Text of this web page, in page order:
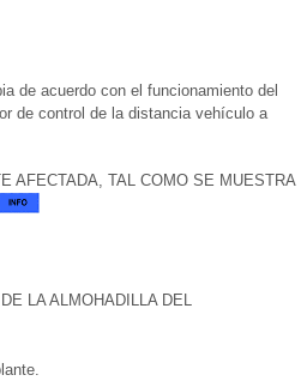
de acuerdo con el funcionamiento del
de control de la distancia vehículo a
AFECTADA, TAL COMO SE MUESTRA
LA ALMOHADILLA DEL